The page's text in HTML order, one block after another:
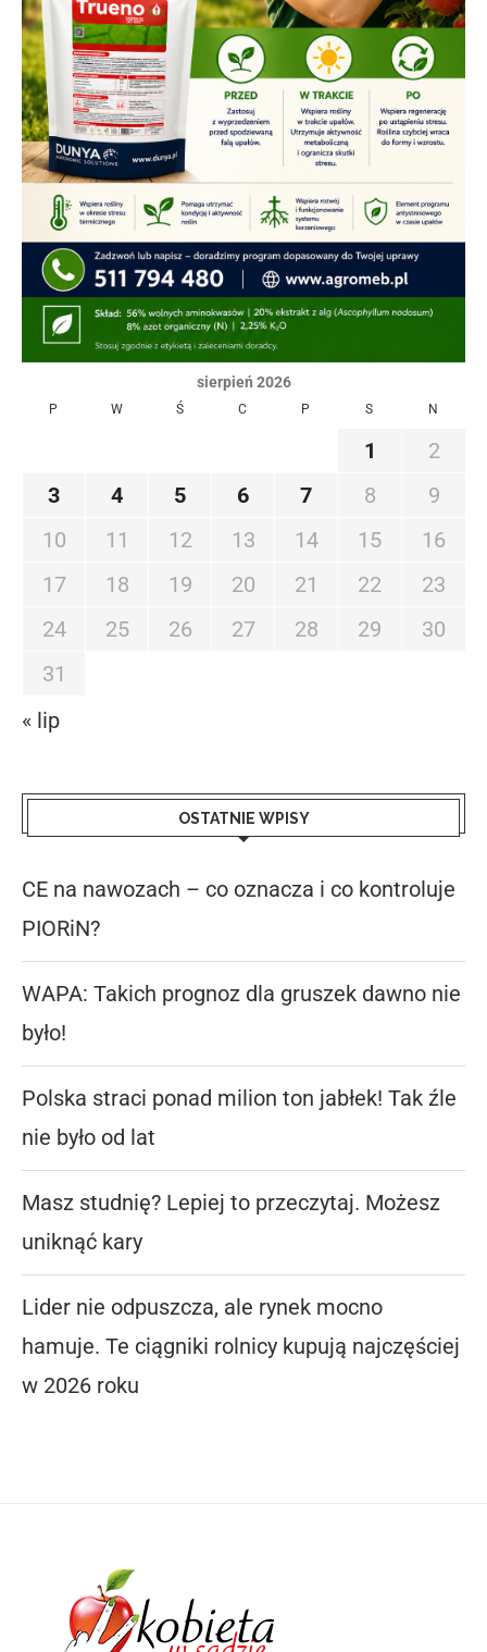
sierpień 2026
P W Ś C P S N
1
2
3
4 5 6 7 8
9
10
11 12 13 14 15
16
17
18 19 20 21 22
23
24
25 26 27 28 29
30
31
« lip
OSTATNIE WPISY
CE na nawozach – co oznacza i co kontroluje
PIORiN?
WAPA: Takich prognoz dla gruszek dawno nie
było!
Polska straci ponad milion ton jabłek! Tak źle
nie było od lat
Masz studnię? Lepiej to przeczytaj. Możesz
uniknąć kary
Lider nie odpuszcza, ale rynek mocno
hamuje. Te ciągniki rolnicy kupują najczęściej
w 2026 roku